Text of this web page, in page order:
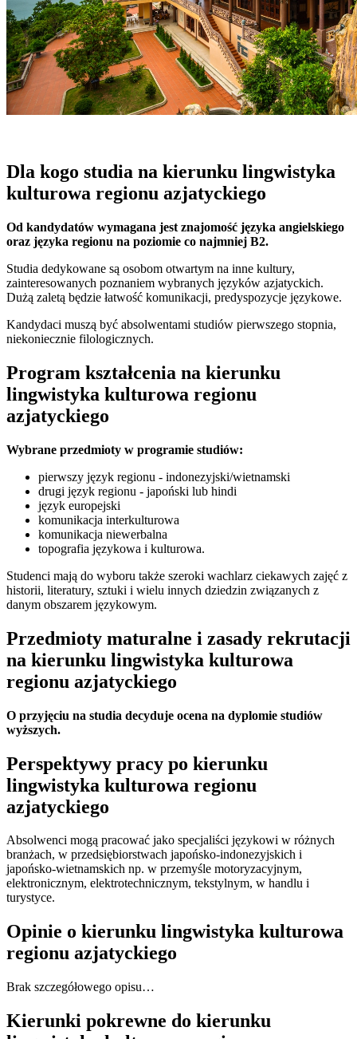
Dla kogo studia na kierunku lingwistyka
kulturowa regionu azjatyckiego
Od kandydatów wymagana jest znajomość języka angielskiego
oraz języka regionu na poziomie co najmniej B2.
Studia dedykowane są osobom otwartym na inne kultury,
zainteresowanych poznaniem wybranych języków azjatyckich.
Dużą zaletą będzie łatwość komunikacji, predyspozycje językowe.
Kandydaci muszą być absolwentami studiów pierwszego stopnia,
niekoniecznie filologicznych.
Program kształcenia na kierunku
lingwistyka kulturowa regionu
azjatyckiego
Wybrane przedmioty w programie studiów:
pierwszy język regionu - indonezyjski/wietnamski
drugi język regionu - japoński lub hindi
język europejski
komunikacja interkulturowa
komunikacja niewerbalna
topografia językowa i kulturowa.
Studenci mają do wyboru także szeroki wachlarz ciekawych zajęć z
historii, literatury, sztuki i wielu innych dziedzin związanych z
danym obszarem językowym.
Przedmioty maturalne i zasady rekrutacji
na kierunku lingwistyka kulturowa
regionu azjatyckiego
O przyjęciu na studia decyduje ocena na dyplomie studiów
wyższych.
Perspektywy pracy po kierunku
lingwistyka kulturowa regionu
azjatyckiego
Absolwenci mogą pracować jako specjaliści językowi w różnych
branżach, w przedsiębiorstwach japońsko-indonezyjskich i
japońsko-wietnamskich np. w przemyśle motoryzacyjnym,
elektronicznym, elektrotechnicznym, tekstylnym, w handlu i
turystyce.
Opinie o kierunku lingwistyka kulturowa
regionu azjatyckiego
Brak szczegółowego opisu…
Kierunki pokrewne do kierunku